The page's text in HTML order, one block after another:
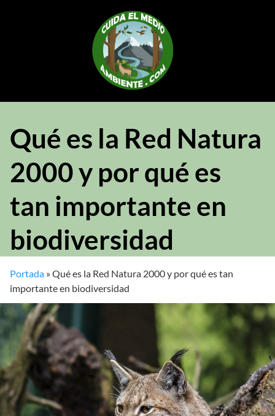
Qué es la Red Natura
2000 y por qué es
tan importante en
biodiversidad
Portada »Qué es la Red Natura 2000 y por qué es tan
importante en biodiversidad